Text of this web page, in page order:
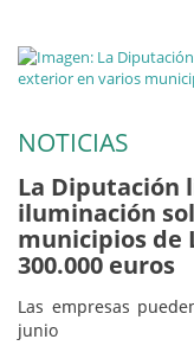
NOTICIAS
La Diputación
iluminación
municipios de
300.000 euros
Las empresas
junio